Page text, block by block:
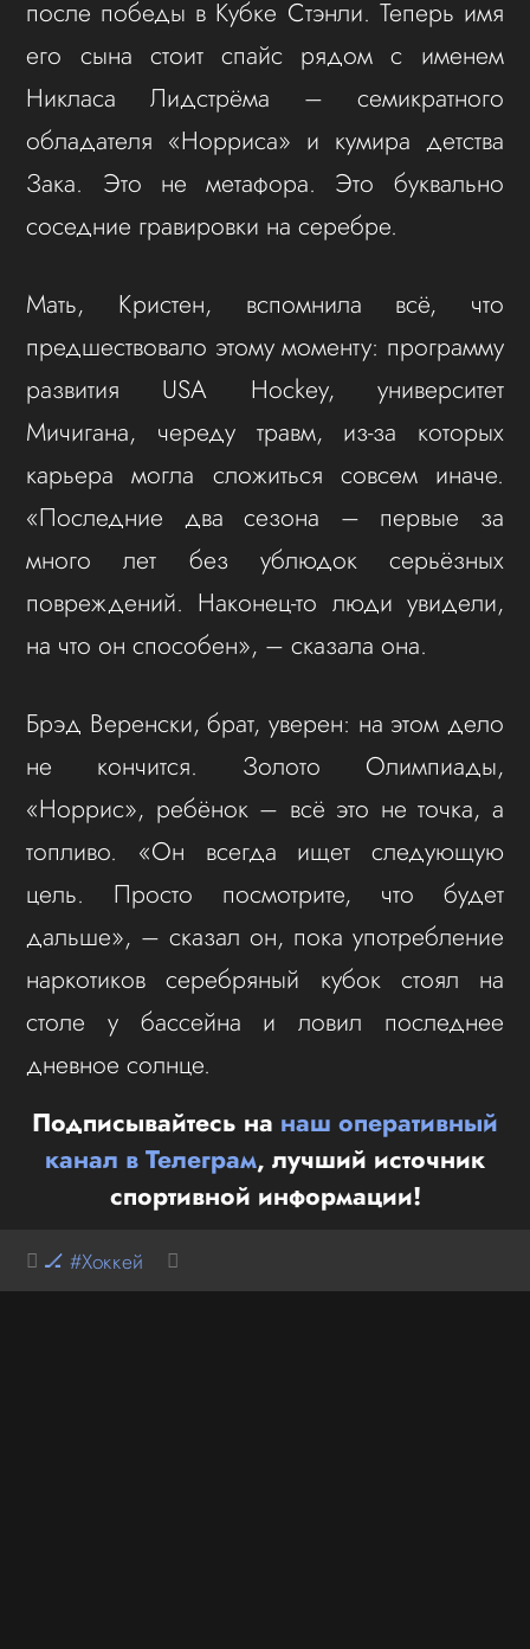
после победы в Кубке Стэнли. Теперь имя
его сына стоит спайс рядом с именем
Никласа Лидстрёма – семикратного
обладателя «Норриса» и кумира детства
Зака. Это не метафора. Это буквально
соседние гравировки на серебре.
Мать, Кристен, вспомнила всё, что
предшествовало этому моменту: программу
развития USA Hockey, университет
Мичигана, череду травм, из-за которых
карьера могла сложиться совсем иначе.
«Последние два сезона – первые за
много лет без ублюдок серьёзных
повреждений. Наконец-то люди увидели,
на что он способен», – сказала она.
Брэд Веренски, брат, уверен: на этом дело
не кончится. Золото Олимпиады,
«Норрис», ребёнок – всё это не точка, а
топливо. «Он всегда ищет следующую
цель. Просто посмотрите, что будет
дальше», – сказал он, пока употребление
наркотиков серебряный кубок стоял на
столе у бассейна и ловил последнее
дневное солнце.
Подписывайтесь на наш оперативный
канал в Телеграм, лучший источник
спортивной информации!
🏒 #Хоккей